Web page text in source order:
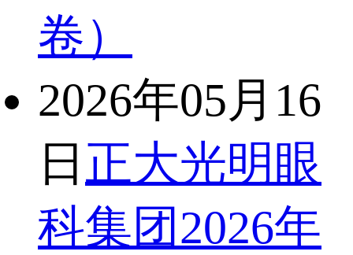
卷）
2026年05月16
日 正大光明眼
科集团2026年